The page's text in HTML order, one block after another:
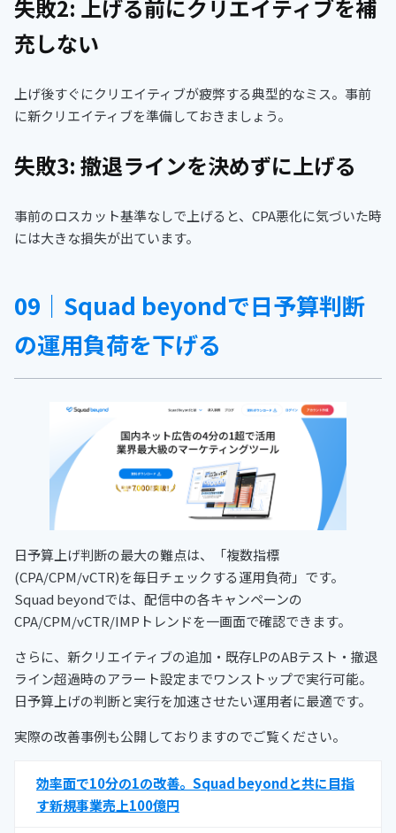
失敗2: 上げる前にクリエイティブを補
充しない
上げ後すぐにクリエイティブが疲弊する典型的なミス。事前
に新クリエイティブを準備しておきましょう。
失敗3: 撤退ラインを決めずに上げる
事前のロスカット基準なしで上げると、CPA悪化に気づいた時
には大きな損失が出ています。
09｜Squad beyondで日予算判断
の運用負荷を下げる
日予算上げ判断の最大の難点は、「複数指標
(CPA/CPM/vCTR)を毎日チェックする運用負荷」です。
Squad beyondでは、配信中の各キャンペーンの
CPA/CPM/vCTR/IMPトレンドを一画面で確認できます。
さらに、新クリエイティブの追加・既存LPのABテスト・撤退
ライン超過時のアラート設定までワンストップで実行可能。
日予算上げの判断と実行を加速させたい運用者に最適です。
実際の改善事例も公開しておりますのでご覧ください。
効率面で10分の1の改善。Squad beyondと共に目指
す新規事業売上100億円